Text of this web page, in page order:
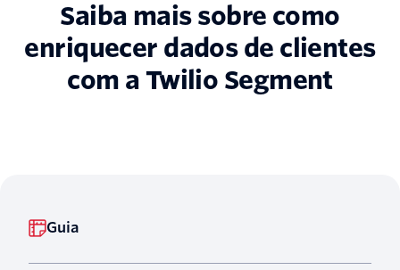
Saiba mais sobre como
enriquecer dados de clientes
com a Twilio Segment
Guia